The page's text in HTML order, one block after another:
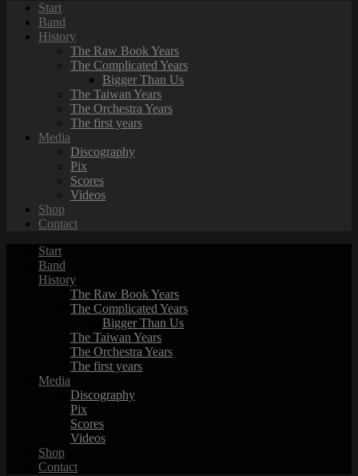
Start
Band
History
The Raw Book Years
The Complicated Years
Bigger Than Us
The Taiwan Years
The Orchestra Years
The first years
Media
Discography
Pix
Scores
Videos
Shop
Contact
Start
Band
History
The Raw Book Years
The Complicated Years
Bigger Than Us
The Taiwan Years
The Orchestra Years
The first years
Media
Discography
Pix
Scores
Videos
Shop
Contact